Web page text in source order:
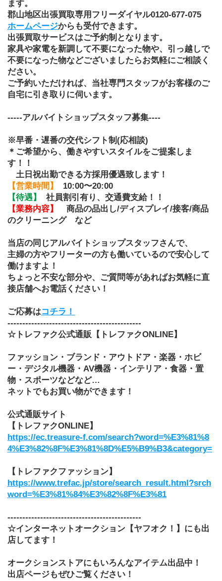
ます。
郡山地区出張買取専用フリーダイヤル0120-677-075
ホームページからも受付できます。
出張買取サービスはご予約制となります。
家具や家電を新調して不要になった物や、引っ越しで
不要になった物などございましたらお気軽にご相談く
ださい。
ご予約いただければ、当社専門スタッフがお客様のご
自宅に引き取りに伺います。
-----アルバイトショップスタッフ募集----
※早番・遅番の交代シフト制(応相談)
＊ご希望から、働きやすいスタイルをご提案しま
す！！
土日祝出勤できる方採用優遇致します！
【営業時間】
10:00〜20:00
【待遇】
社員割引有り、交通費支給！！
【業務内容】
商品の品出し/ディスプレイ/接客/商品
のクリーニング　など
当店の同じアルバイトショップスタッフさんで、
主婦の方やフリーターの方も働いているので安心して
働けますよ！
ちょっと不安な部分や、ご質問等があればお気軽に直
接店舗へお電話ください！
ご応募はコチラ！
---------------------------------------------
☆トレファク公式通販【トレファクONLINE】
ファッション・ブランド・アウトドア・楽器・ホビ
ー・デジタル機器・AV機器・インテリア・食器・置
物・スポーツなどなど…
ネットでもお買い物ができます！
公式通販サイト
【トレファクONLINE】
https://ec.treasure-f.com/search?word=%E3%81%8
4%E3%82%8F%E3%81%8D%E5%B9%B3&category=
【トレファクファッション】
https://www.trefac.jp/store/search_result.html?srch
word=%E3%81%84%E3%82%8F%E3%81
---------------------------------------------
☆インターネットオークション【ヤフオク！】にも出
店してます！
オークションストアにもいろんなアイテム出品中！
出店ページもぜひご覧ください！